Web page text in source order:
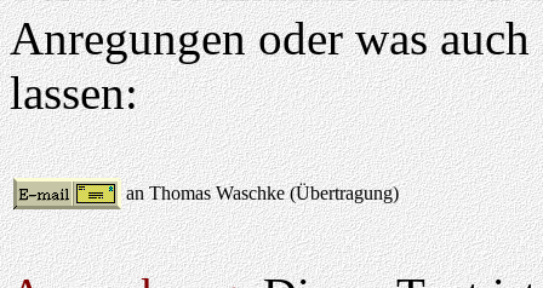
Anregungen oder was
lassen:
an Thomas Waschke (Übertragung)